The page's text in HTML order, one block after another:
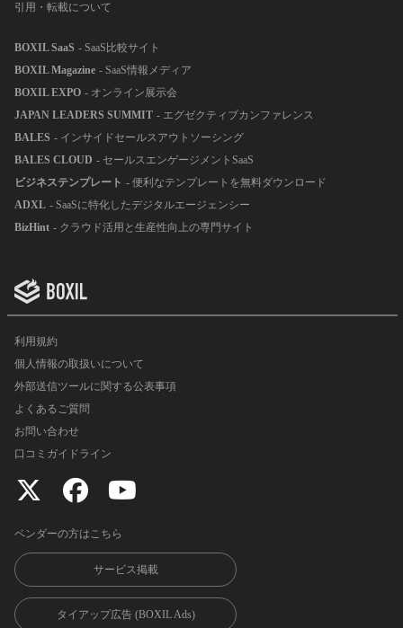
引用・転載について
BOXIL SaaS - SaaS比較サイト
BOXIL Magazine - SaaS情報メディア
BOXIL EXPO - オンライン展示会
JAPAN LEADERS SUMMIT - エグゼクティブカンファレンス
BALES - インサイドセールスアウトソーシング
BALES CLOUD - セールスエンゲージメントSaaS
ビジネステンプレート - 便利なテンプレートを無料ダウンロード
ADXL - SaaSに特化したデジタルエージェンシー
BizHint - クラウド活用と生産性向上の専門サイト
利用規約
個人情報の取扱いについて
外部送信ツールに関する公表事項
よくあるご質問
お問い合わせ
口コミガイドライン
ベンダーの方はこちら
サービス掲載
タイアップ広告 (BOXIL Ads)